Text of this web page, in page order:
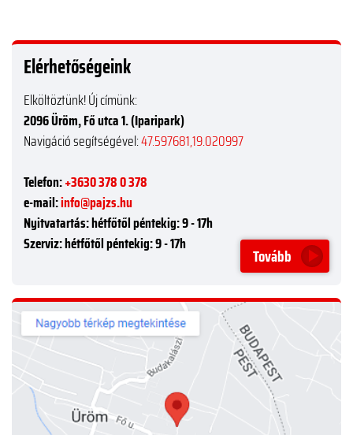
Elérhetőségeink
Elköltöztünk! Új címünk:
2096 Üröm, Fő utca 1. (Iparipark)
Navigáció segítségével:47.597681,19.020997
Telefon:+3630 378 0 378
e-mail:info@pajzs.hu
Nyitvatartás:hétfőtől péntekig: 9 - 17h
Szerviz:hétfőtől péntekig: 9 - 17h
Tovább